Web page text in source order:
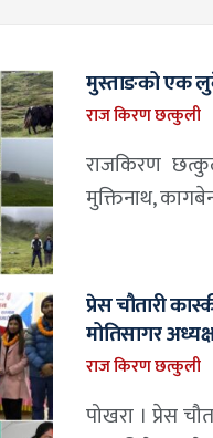
मुस्ताङको एक
राज किरण छत्कुली
राजकिरण
मुक्तिनाथ,
प्रेस चौतारी
मोतिसागर
राज किरण छत्कुली
पोखरा । प्रेस